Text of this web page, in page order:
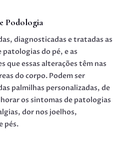
Podologia
diagnosticadas e tratadas as
patologias do pé, e as
que essas alterações têm nas
do corpo. Podem ser
palmilhas personalizadas, de
os sintomas de patologias
dor nos joelhos,
pés.